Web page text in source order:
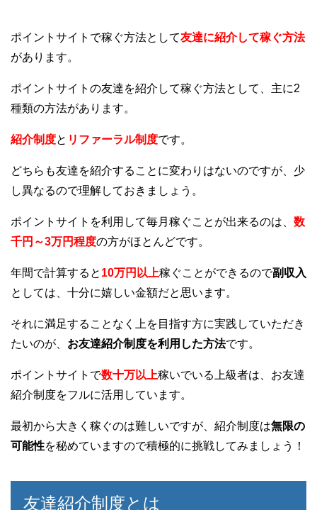
ポイントサイトで稼ぐ方法として友達に紹介して稼ぐ方法
があります。
ポイントサイトの友達を紹介して稼ぐ方法として、主に2
種類の方法があります。
紹介制度と リファーラル制度です。
どちらも友達を紹介することに変わりはないのですが、少
し異なるので理解しておきましょう。
ポイントサイトを利用して毎月稼ぐことが出来るのは、 数
千円～3万円程度の方がほとんどです。
年間で計算すると 10万円以上稼ぐことができるので副収入
としては、十分に嬉しい金額だと思います。
それに満足することなく上を目指す方に実践していただき
たいのが、 お友達紹介制度を利用した方法です。
ポイントサイトで数十万以上稼いでいる上級者は、お友達
紹介制度をフルに活用しています。
最初から大きく稼ぐのは難しいですが、紹介制度は無限の
可能性を秘めていますので積極的に挑戦してみましょう！
友達紹介制度とは